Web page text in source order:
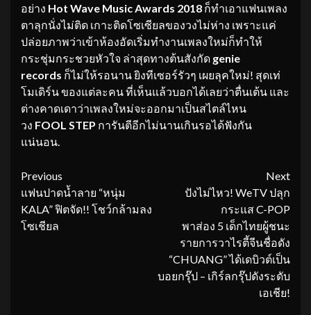
อย่าง Hot Wave Music Awards 2018 ก็ทำเอาแฟนเพลง
ตาลุกนั่งไม่ติด เกาะติดโซเซียลของวงไม่ห่าง เพราะแค่
ปล่อยภาพว่าเข้าห้องอัดเริ่มทำงานเพลงใหม่ก็ทำให้
กระชุ่มกระชวยหัวใจ ล่าสุดทางต้นสังกัด genie
records ก็ไม่ให้รอนาน ยิงทีเซอร์รัวๆ เผยลุคใหม่! สุดเท่
โมเดิร์น ของแต่ละคน ที่เห็นแล้วบอกได้เลยว่าตื่นเต้น และ
ต่างคาดเดาว่าเพลงใหม่จะออกมาเป็นสไตล์ไหน
วง FOOL STEP การันตีอีกไม่นานเกินรอได้ฟังกัน
แน่นอน.
Continue
Reading
Previous
แฟนปาดน้ำลาย “หนุ่ม
KALA” ฟิตจัด!! โชว์กล้ามลง
โซเชียล
Next
ปังไม่ไหว! WeTV ปลุก
กระแส C-POP
พาส่อง 5 เด็กไทยผู้ชนะ
รายการวาไรตี้จีนชื่อดัง
“CHUANG” ได้เดบิวต์เป็น
บอยกรุ๊ป – เกิร์ลกรุ๊ปดังระดับ
เอเชีย!